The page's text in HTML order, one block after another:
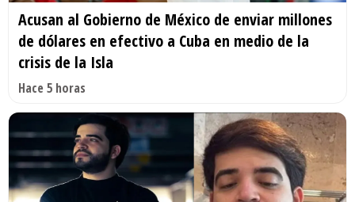
Acusan al Gobierno de México de enviar millones
de dólares en efectivo a Cuba en medio de la
crisis de la Isla
Hace 5 horas